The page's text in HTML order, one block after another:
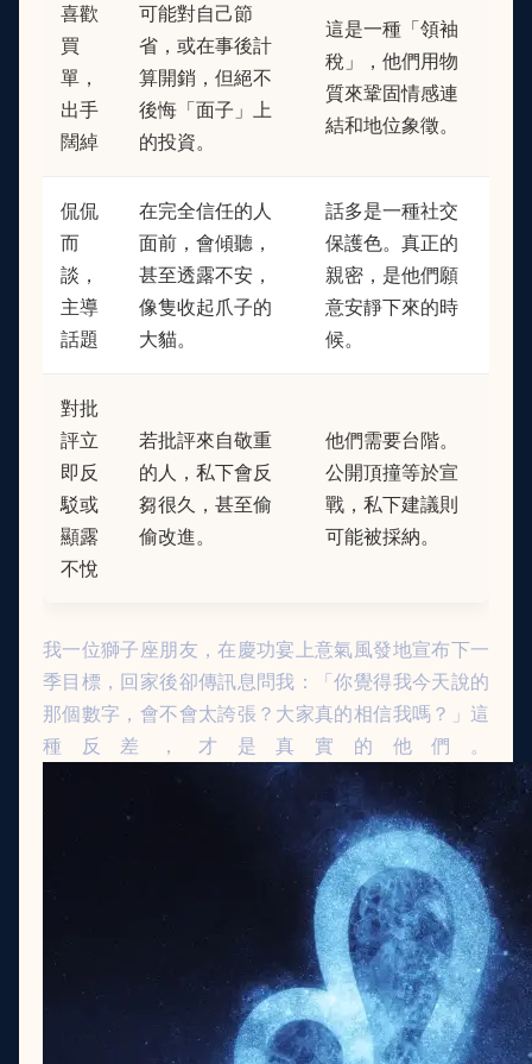
喜歡
買
單，
出手
闊綽
可能對自己節
省，或在事後計
算開銷，但絕不
後悔「面子」上
的投資。
這是一種「領袖
稅」，他們用物
質來鞏固情感連
結和地位象徵。
侃侃
而
談，
主導
話題
在完全信任的人
面前，會傾聽，
甚至透露不安，
像隻收起爪子的
大貓。
話多是一種社交
保護色。真正的
親密，是他們願
意安靜下來的時
候。
對批
評立
即反
駁或
顯露
不悅
若批評來自敬重
的人，私下會反
芻很久，甚至偷
偷改進。
他們需要台階。
公開頂撞等於宣
戰，私下建議則
可能被採納。
我一位獅子座朋友，在慶功宴上意氣風發地宣布下一
季目標，回家後卻傳訊息問我：「你覺得我今天說的
那個數字，會不會太誇張？大家真的相信我嗎？」這
種反差，才是真實的他們。